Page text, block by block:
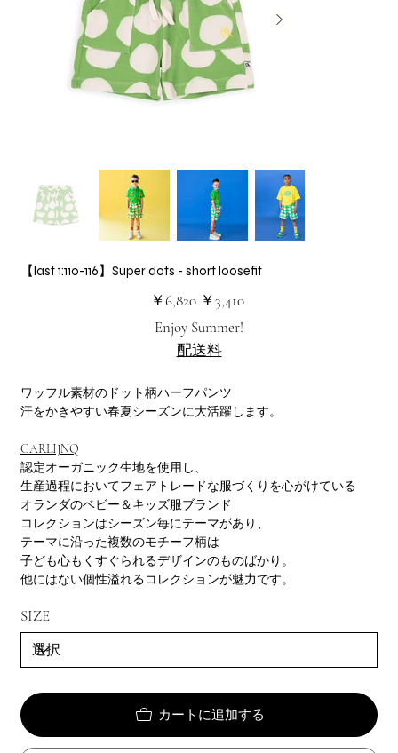
【last 1:110-116】Super dots - short loosefit
元
の
格
￥6,820
セ
ー
価
格
￥3,410
Enjoy Summer!
配送料
ワッフル素材のドット柄ハーフパンツ
汗をかきやすい春夏シーズンに大活躍します。
CARLIJNQ
認定オーガニック生地を使用し、
生産過程においてフェアトレードな服づくりを心がけている
オランダのベビー＆キッズ服ブランド
コレクションはシーズン毎にテーマがあり、
テーマに沿った複数のモチーフ柄は
子ども心もくすぐられるデザインのものばかり。
他にはない個性溢れるコレクションが魅力です。
SIZE
カートに追加する